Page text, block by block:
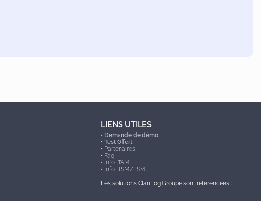
LIENS UTILES
• Demande de démo
• Test Offert
• Partenaires
• Faq
• Info ITAM
• Info ITSM/ESM
Les solutions ClariLog Groupe sont référencées :